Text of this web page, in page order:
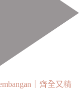
｜齊全又精